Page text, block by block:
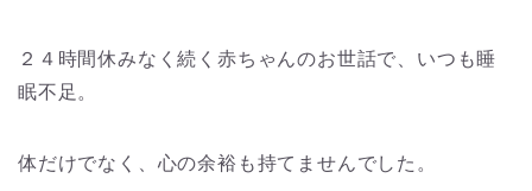
２４時間休みなく続く赤ちゃんのお世話で、いつも睡
眠不足。
体だけでなく、心の余裕も持てませんでした。